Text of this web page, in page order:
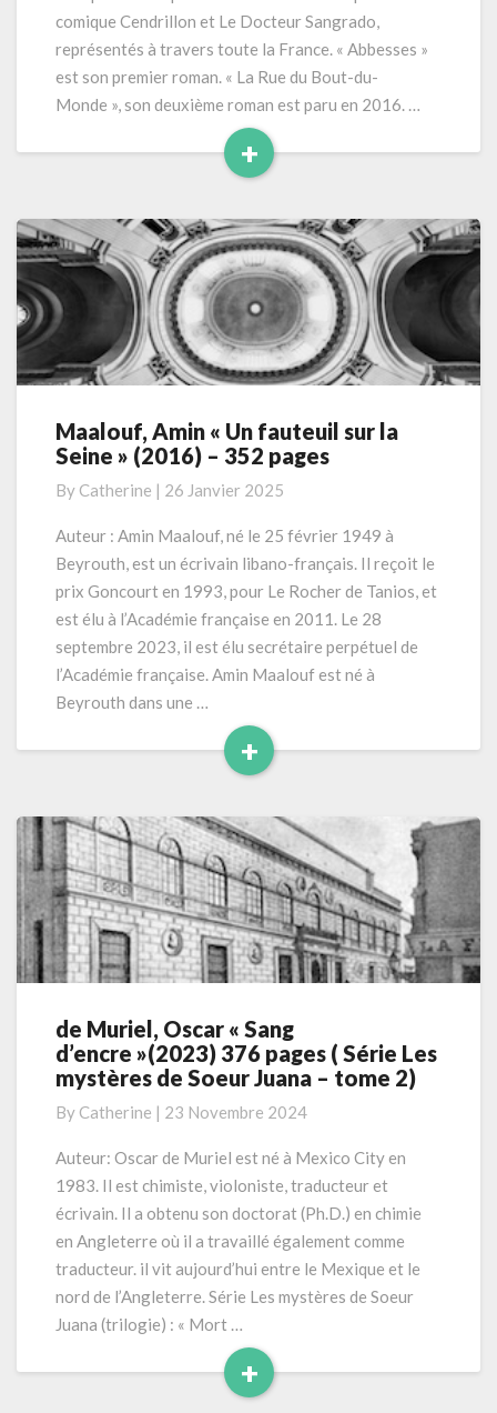
(2016)
366
pages
Série
02
comique Cendrillon et Le Docteur Sangrado,
représentés à travers toute la France. « Abbesses »
est son premier roman. « La Rue du Bout-du-
Monde », son deuxième roman est paru en 2016. …
+
Read
Maalouf,
Amin
fauteuil
sur
Seine »
(2016)
–
352
pages
Maalouf, Amin « Un fauteuil sur la
Seine » (2016) – 352 pages
By Catherine | 26 Janvier 2025
Auteur : Amin Maalouf, né le 25 février 1949 à
Beyrouth, est un écrivain libano-français. Il reçoit le
prix Goncourt en 1993, pour Le Rocher de Tanios, et
est élu à l’Académie française en 2011. Le 28
septembre 2023, il est élu secrétaire perpétuel de
l’Académie française. Amin Maalouf est né à
Beyrouth dans une …
+
Read
de
Muriel,
Oscar
d’encre »(2023)
376
(
Série
Les
mystères
de
Soeur
–
de Muriel, Oscar « Sang
d’encre »(2023) 376 pages ( Série Les
mystères de Soeur Juana – tome 2)
By Catherine | 23 Novembre 2024
Auteur: Oscar de Muriel est né à Mexico City en
1983. Il est chimiste, violoniste, traducteur et
écrivain. Il a obtenu son doctorat (Ph.D.) en chimie
en Angleterre où il a travaillé également comme
traducteur. il vit aujourd’hui entre le Mexique et le
nord de l’Angleterre. Série Les mystères de Soeur
Juana (trilogie) : « Mort …
+
Read